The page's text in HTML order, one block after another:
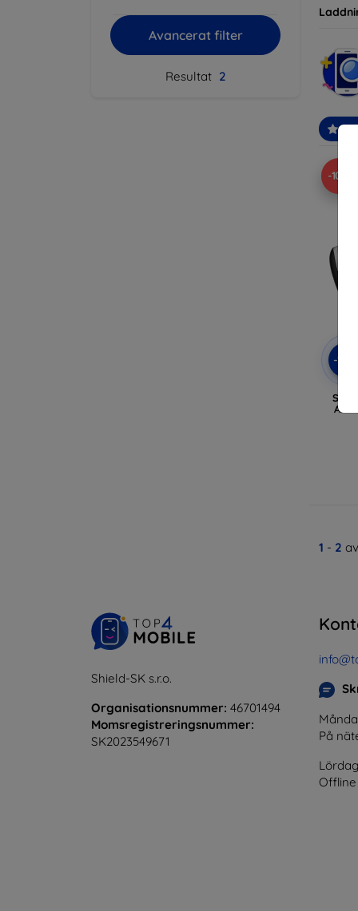
Avancerat filter
Resultat 2
-10%
-10%
1 - 2
Shield-SK s.r.o.
Organisationsnummer: 46701494
Momsregistreringsnummer:
SK2023549671
På
Offline